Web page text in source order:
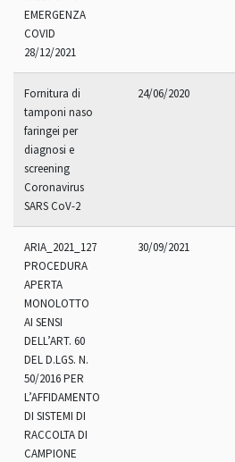
EMERGENZA
COVID
28/12/2021
Fornitura di
tamponi naso
faringei per
diagnosi e
screening
Coronavirus
SARS CoV-2
24/06/2020
ARIA_2021_127
PROCEDURA
APERTA
MONOLOTTO
AI SENSI
DELL’ART. 60
DEL D.LGS. N.
50/2016 PER
L’AFFIDAMENTO
DI SISTEMI DI
RACCOLTA DI
CAMPIONE
30/09/2021